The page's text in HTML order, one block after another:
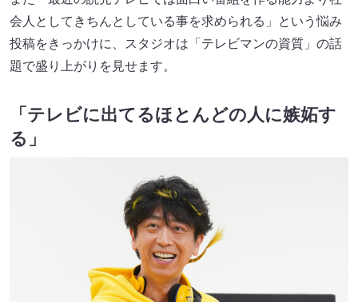
会人としてきちんとしている事を求められる」という悩み
投稿をきっかけに、スタジオは「テレビマンの資質」の話
題で盛り上がりを見せます。
「テレビに出てるほとんどの人に嫉妬す
る」